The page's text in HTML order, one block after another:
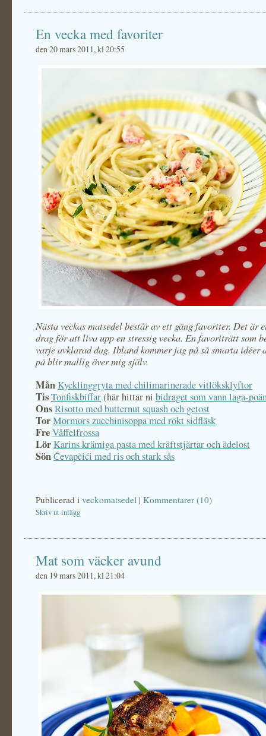
En vecka med favoriter
den 20 mars 2011, kl 20:55
Nästa veckas matsedel består av ett gäng favoriter. Det är
drag för att liva upp en stressig vecka. En favoriträtt som
varje avklarad dag. Ibland kommer jag på så smarta idéer
på blir mallig över mig själv.
MånKycklinggryta med chilimarinerade vitlöksklyftor
TisTonfiskbiffar(här hittar ni bidraget som vann laga-
OnsRisotto med butternut squash och getost
TorMormors zucchinisoppa med rökt sidfläsk
FreVåffelfrossa
LörKarins krämiga pasta med kräftstjärtar och ädelost
SönĆevapčići med ris och stark sås
Publicerad i veckomatsedel | Kommentarer (10)
Skriv ut inlägg
Mat som väcker avund
den 19 mars 2011, kl 21:04